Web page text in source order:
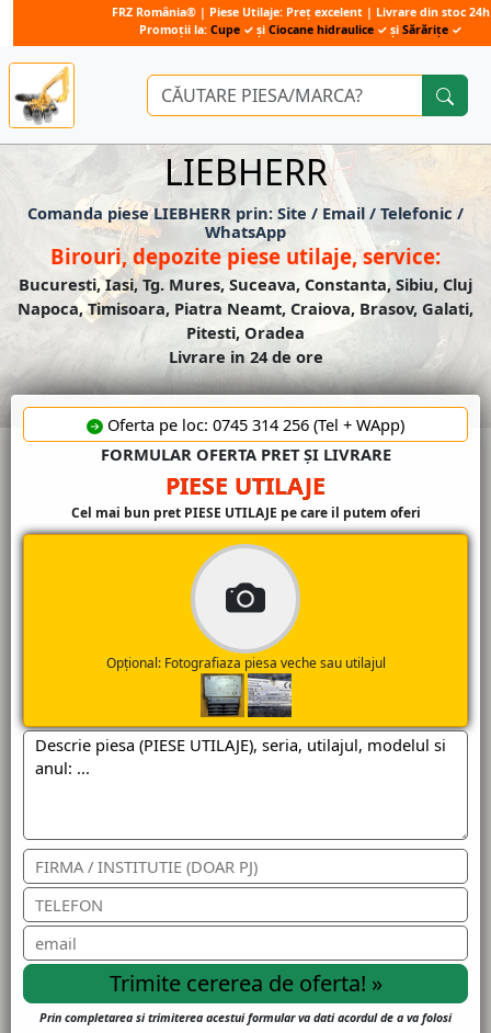
LIEBHERR
Comanda piese LIEBHERR prin: Site / Email / Telefonic /
WhatsApp
Birouri, depozite piese utilaje, service:
Bucuresti, Iasi, Tg. Mures, Suceava, Constanta, Sibiu, Cluj
Napoca, Timisoara, Piatra Neamt, Craiova, Brasov, Galati,
Pitesti, Oradea
Livrare in 24 de ore
Oferta pe loc: 0745 314 256 (Tel + WApp)
FORMULAR OFERTA PRET ȘI LIVRARE
PIESE UTILAJE
Cel mai bun pret PIESE UTILAJE pe care il putem oferi
Opțional: Fotografiaza piesa veche sau utilajul
Prin completarea si trimiterea acestui formular va dati acordul de a va folosi
FRZ România® | Piese Utilaje: Preț excelent | Livrare din stoc 24h
Promoții la: Cupe ✓ și Ciocane hidraulice ✓ și Sărărițe ✓